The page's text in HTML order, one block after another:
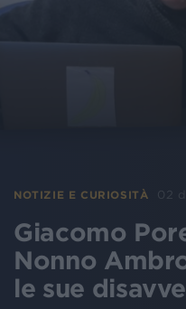
NOTIZIE E CURIOSITÀ 02
Giacomo
Nonno
le sue